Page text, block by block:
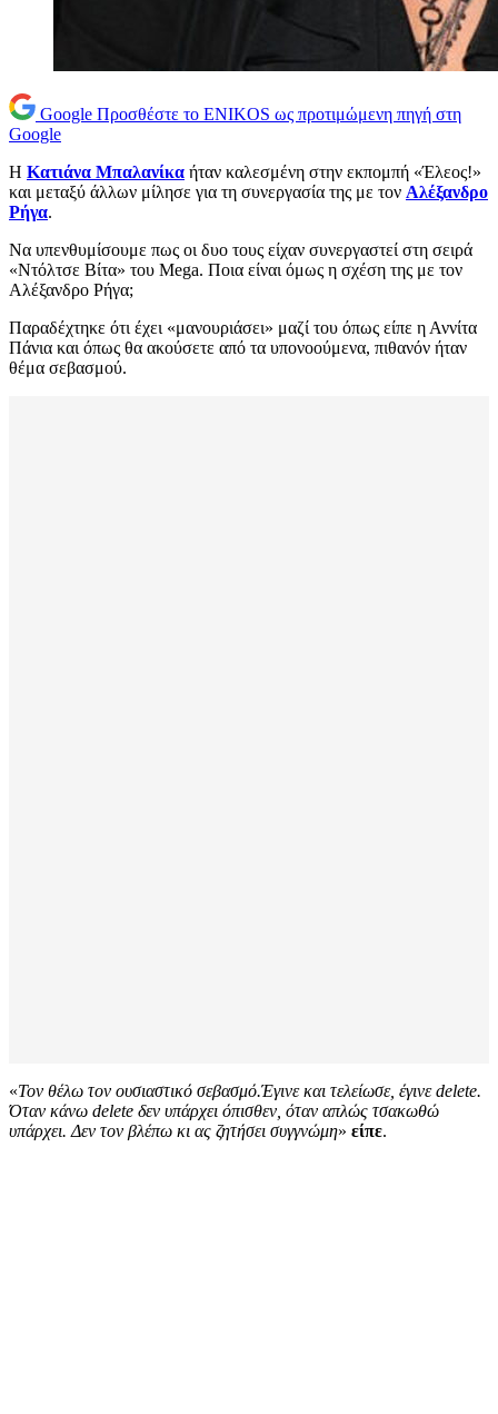
Google Προσθέστε το ENIKOS ως προτιμώμενη πηγή στη
Google
Η Κατιάνα Μπαλανίκα ήταν καλεσμένη στην εκπομπή «Έλεος!»
και μεταξύ άλλων μίλησε για τη συνεργασία της με τον Αλέξανδρο
Ρήγα.
Να υπενθυμίσουμε πως οι δυο τους είχαν συνεργαστεί στη σειρά
«Ντόλτσε Βίτα» του Mega. Ποια είναι όμως η σχέση της με τον
Αλέξανδρο Ρήγα;
Παραδέχτηκε ότι έχει «μανουριάσει» μαζί του όπως είπε η Αννίτα
Πάνια και όπως θα ακούσετε από τα υπονοούμενα, πιθανόν ήταν
θέμα σεβασμού.
«Τον θέλω τον ουσιαστικό σεβασμό.Έγινε και τελείωσε, έγινε delete.
Όταν κάνω delete δεν υπάρχει όπισθεν, όταν απλώς τσακωθώ
υπάρχει. Δεν τον βλέπω κι ας ζητήσει συγγνώμη» είπε.